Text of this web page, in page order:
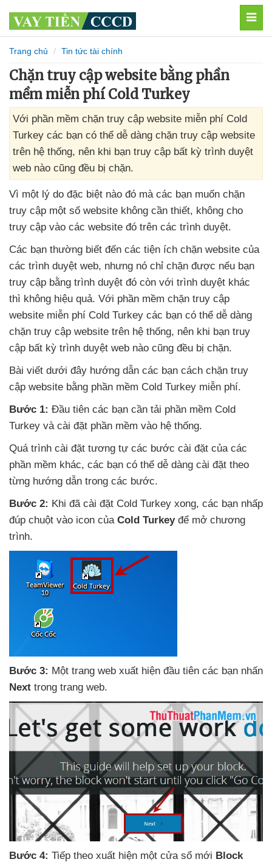
Trang chủ Tin tức tài chính
Chặn truy cập website bằng phần
mềm miễn phí Cold Turkey
Với phần mềm chặn truy cập website miễn phí Cold
Turkey các bạn có thể dễ dàng chặn truy cập website
trên hệ thống, nên khi bạn truy cập bất kỳ trình duyệt
web nào cũng đều bị chặn.
Vì một lý do đặc biệt nào đó mà các bạn muốn chặn
truy cập một số website không cần thiết, không cho
truy cập vào các website đó trên các trình duyệt.
Các bạn thường biết đến các tiện ích chặn website của
các trình duyệt web, nhưng nó chỉ chặn được nếu bạn
truy cập bằng trình duyệt đó còn với trình duyệt khác
thì không hiệu quả. Với phần mềm chặn truy cập
website miễn phí Cold Turkey các bạn có thể dễ dàng
chặn truy cập website trên hệ thống, nên khi bạn truy
cập bất kỳ trình duyệt web nào cũng đều bị chặn.
Bài viết dưới đây hướng dẫn các bạn cách chặn truy
cập website bằng phần mềm Cold Turkey miễn phí.
Bước 1: Đầu tiên các bạn cần tải phần mềm Cold
Turkey và cài đặt phần mềm vào hệ thống.
Quá trình cài đặt tương tự các bước cài đặt của các
phần mềm khác, các bạn có thể dễ dàng cài đặt theo
từng hướng dẫn trong các bước.
Bước 2: Khi đã cài đặt Cold Turkey xong, các bạn nhấp
đúp chuột vào icon của Cold Turkey để mở chương
trình.
Bước 3: Một trang web xuất hiện đầu tiên các bạn nhấn
Next trong trang web.
Bước 4: Tiếp theo xuất hiện một cửa sổ mới Block